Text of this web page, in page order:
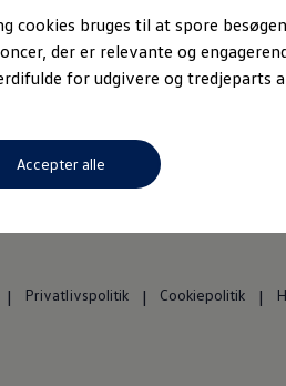
Lagerliste
Brugte biler
Shop
Volkswagen Forsikring
Privatlivspolitik Cookiepolitik
cookies bruges til at spore
der er relevante og
for udgivere og tredjeparts
Accepter alle